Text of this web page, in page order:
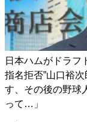
日本ハムがドラフ
指名拒否”山口裕
す、その後の野球
って…」